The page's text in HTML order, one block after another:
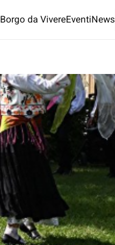
Borgo da VivereEventiNews